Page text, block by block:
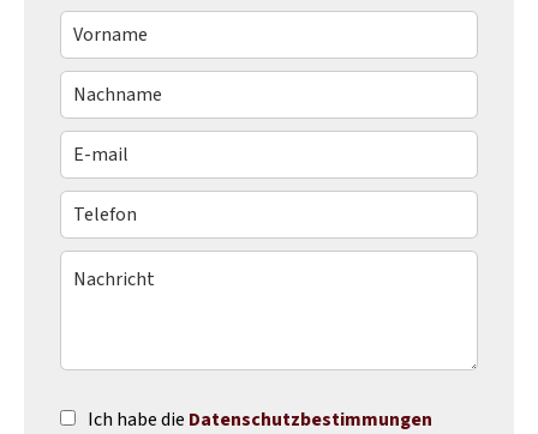
Ich habe die Datenschutzbestimmungen